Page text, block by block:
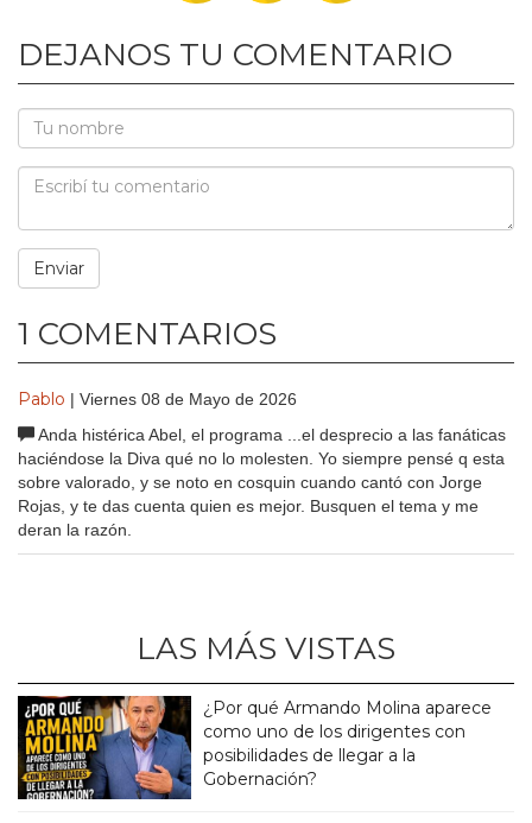
DEJANOS TU COMENTARIO
1 COMENTARIOS
Pablo | Viernes 08 de Mayo de 2026
Anda histérica Abel, el programa ...el desprecio a las fanáticas
haciéndose la Diva qué no lo molesten. Yo siempre pensé q esta
sobre valorado, y se noto en cosquin cuando cantó con Jorge
Rojas, y te das cuenta quien es mejor. Busquen el tema y me
deran la razón.
LAS MÁS VISTAS
¿Por qué Armando Molina aparece
como uno de los dirigentes con
posibilidades de llegar a la
Gobernación?